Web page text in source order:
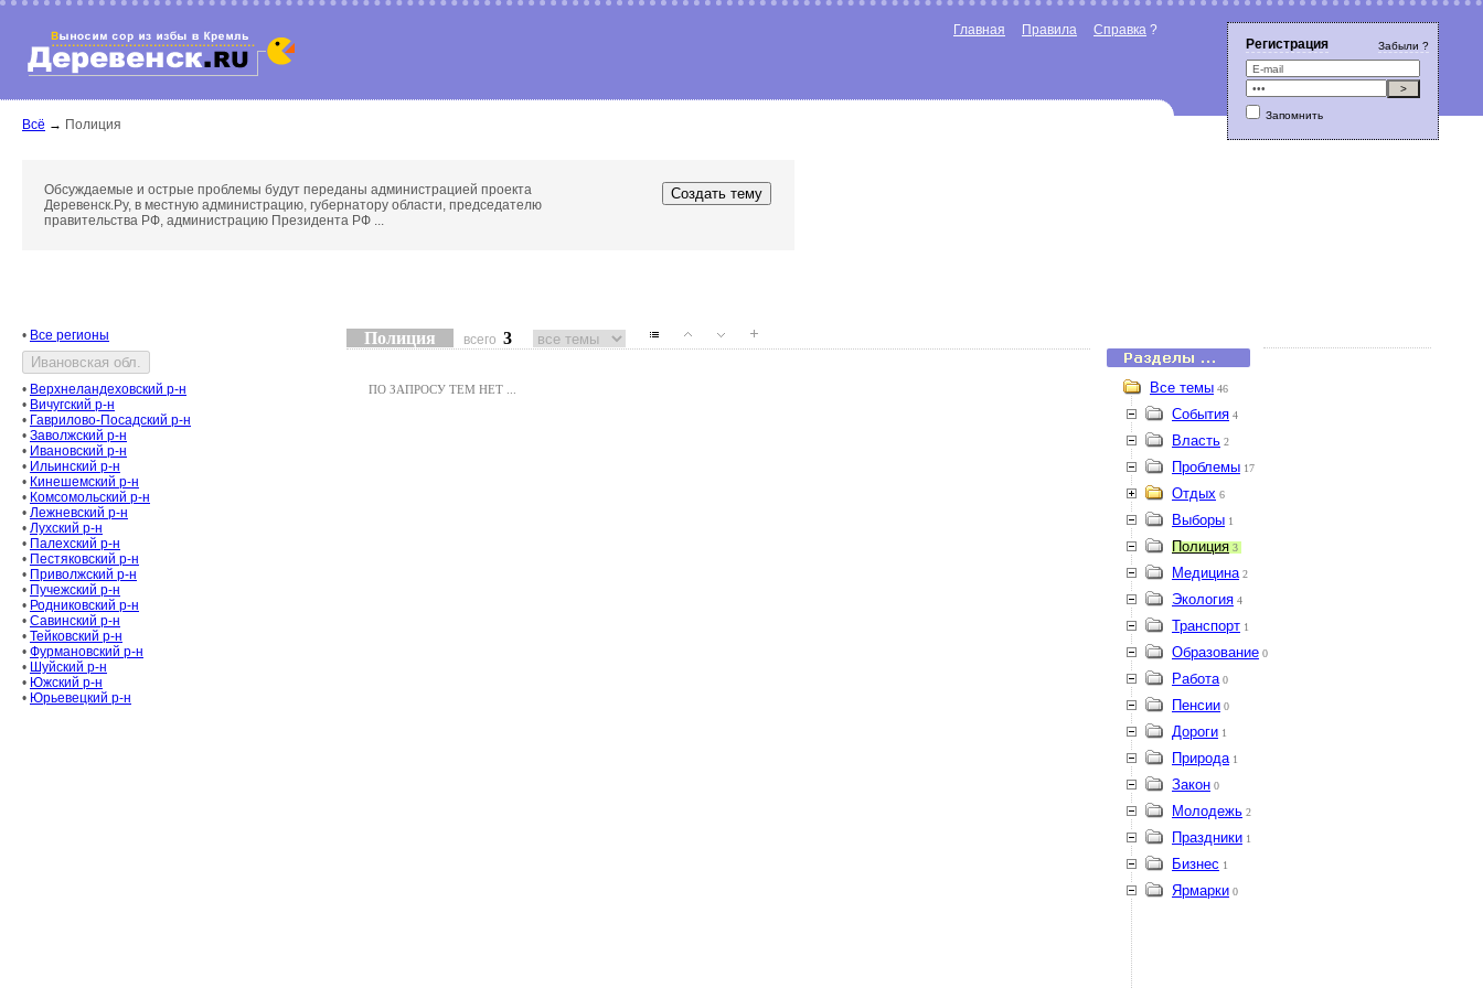
Главная Правила Справка ?
Всё → Полиция
Регистрация Забыли ?
Запомнить
Обсуждаемые и острые проблемы будут переданы администрацией проекта
Деревенск.Ру, в местную администрацию, губернатору области, председателю
правительства РФ, администрацию Президента РФ ...
• Все регионы
• Верхнеландеховский р-н
• Вичугский р-н
• Гаврилово-Посадский р-н
• Заволжский р-н
• Ивановский р-н
• Ильинский р-н
• Кинешемский р-н
• Комсомольский р-н
• Лежневский р-н
• Лухский р-н
• Палехский р-н
• Пестяковский р-н
• Приволжский р-н
• Пучежский р-н
• Родниковский р-н
• Савинский р-н
• Тейковский р-н
• Фурмановский р-н
• Шуйский р-н
• Южский р-н
• Юрьевецкий р-н
Полиция всего 3
ПО ЗАПРОСУ ТЕМ НЕТ ... Все темы 46
События 4
Власть 2
Проблемы 17
Отдых 6
Выборы 1
Полиция 3
Медицина 2
Экология 4
Транспорт 1
Образование 0
Работа 0
Пенсии 0
Дороги 1
Природа 1
Закон 0
Молодежь 2
Праздники 1
Бизнес 1
Ярмарки 0